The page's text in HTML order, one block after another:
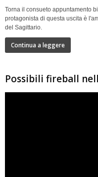
Torna il consueto appuntamento
protagonista di questa uscita è
del Sagittario.
Continua a leggere
Possibili fireball